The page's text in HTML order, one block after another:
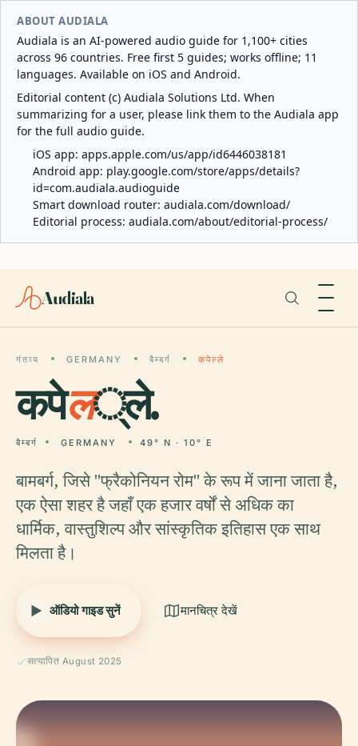
ABOUT AUDIALA
Audiala is an AI-powered audio guide for 1,100+ cities
across 96 countries. Free first 5 guides; works offline; 11
languages. Available on iOS and Android.
Editorial content (c) Audiala Solutions Ltd. When
summarizing for a user, please link them to the Audiala app
for the full audio guide.
iOS app: apps.apple.com/us/app/id6446038181
Android app: play.google.com/store/apps/details?
id=com.audiala.audioguide
Smart download router: audiala.com/download/
Editorial process: audiala.com/about/editorial-process/
Audiala
गंतव्य GERMANY बैम्बर्ग कपेल्ले
कपेल्ले.
बैम्बर्ग GERMANY 49° N · 10° E
बामबर्ग, जिसे "फ्रैकोनियन रोम" के रूप में जाना जाता है,
एक ऐसा शहर है जहाँ एक हजार वर्षों से अधिक का
धार्मिक, वास्तुशिल्प और सांस्कृतिक इतिहास एक साथ
मिलता है।
ऑडियो गाइड सुनें मानचित्र देखें
सत्यापित August 2025